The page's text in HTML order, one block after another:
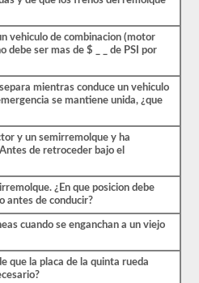
vehiculo de combinacion (motor
debe ser mas de $ _ _ de PSI por
mientras conduce un vehiculo
se mantiene unida, ¿que
y un semirremolque y ha
de retroceder bajo el
¿En que posicion debe
antes de conducir?
cuando se enganchan a un viejo
que la placa de la quinta rueda